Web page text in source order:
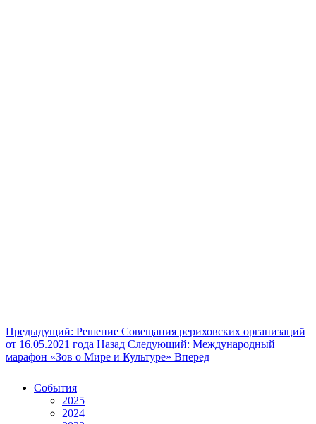
Предыдущий: Решение Совещания рериховских организаций
от 16.05.2021 года Назад Следующий: Международный
марафон «Зов о Мире и Культуре» Вперед
События
2025
2024